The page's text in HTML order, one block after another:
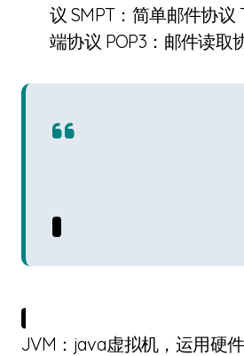
议 SMPT：简单邮件协议
端协议 POP3：邮件读取
JVM：java虚拟机，运用硬件或软件手段实现